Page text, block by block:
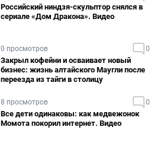
Российский ниндзя-скульптор снялся в
сериале «Дом Дракона». Видео
0 просмотров 0
Закрыл кофейни и осваивает новый
бизнес: жизнь алтайского Маугли после
переезда из тайги в столицу
8 просмотров 0
Все дети одинаковы: как медвежонок
Момота покорил интернет. Видео